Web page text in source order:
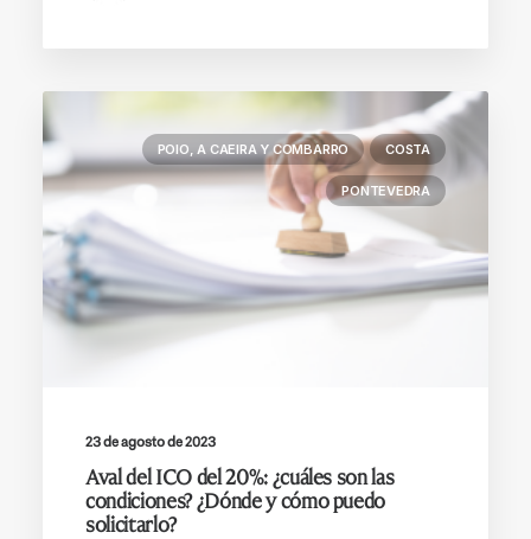
POIO, A CAEIRA Y COMBARRO COSTA
PONTEVEDRA
23 de agosto de 2023
Aval del ICO del 20%: ¿cuáles son las
condiciones? ¿Dónde y cómo puedo
solicitarlo?